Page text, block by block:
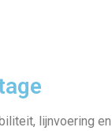
lijnvoering en